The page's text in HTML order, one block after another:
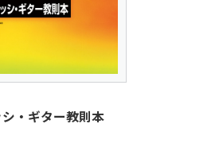
・ギター教則本